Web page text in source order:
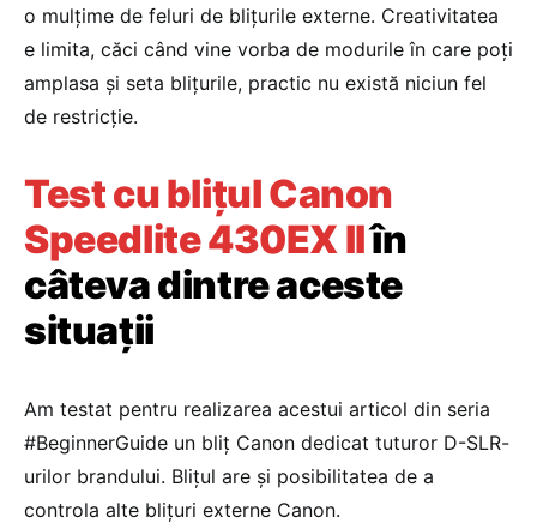
o mulțime de feluri de blițurile externe. Creativitatea
e limita, căci când vine vorba de modurile în care poți
amplasa și seta blițurile, practic nu există niciun fel
de restricție.
Test cu blițul Canon
Speedlite 430EX IIîn
câteva dintre aceste
situații
Am testat pentru realizarea acestui articol din seria
#BeginnerGuide un bliț Canon dedicat tuturor D-SLR-
urilor brandului. Blițul are și posibilitatea de a
controla alte blițuri externe Canon.